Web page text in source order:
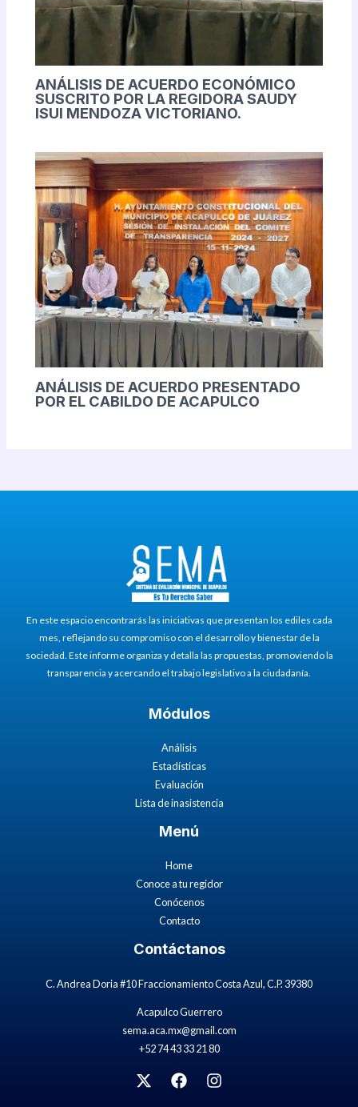
ANÁLISIS DE ACUERDO ECONÓMICO
SUSCRITO POR LA REGIDORA SAUDY
ISUI MENDOZA VICTORIANO.
ANÁLISIS DE ACUERDO PRESENTADO
POR EL CABILDO DE ACAPULCO
En este espacio encontrarás las iniciativas que presentan los ediles cada
mes, reflejando su compromiso con el desarrollo y bienestar de la
sociedad. Este informe organiza y detalla las propuestas, promoviendo la
transparencia y acercando el trabajo legislativo a la ciudadanía.
Módulos
Análisis
Estadísticas
Evaluación
Lista de inasistencia
Menú
Home
Conoce a tu regidor
Conócenos
Contacto
Contáctanos
C. Andrea Doria #10 Fraccionamiento Costa Azul, C.P. 39380
Acapulco Guerrero
sema.aca.mx@gmail.com
+52 74 43 33 21 80